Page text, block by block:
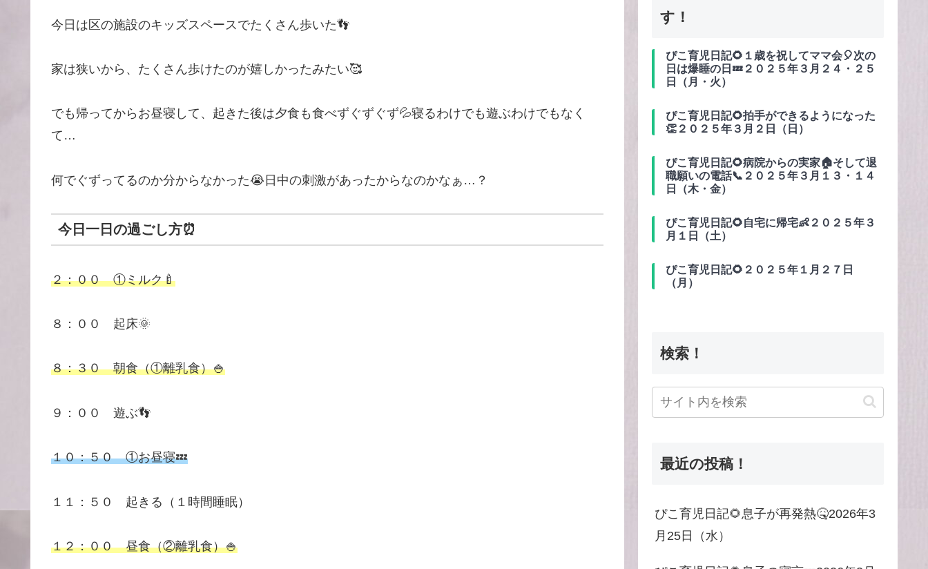
今日は区の施設のキッズスペースでたくさん歩いた👣
家は狭いから、たくさん歩けたのが嬉しかったみたい🥰
でも帰ってからお昼寝して、起きた後は夕食も食べずぐずぐず💦寝るわけでも遊ぶわけでもなく
て…
何でぐずってるのか分からなかった😭日中の刺激があったからなのかなぁ…？
今日一日の過ごし方⏰
２：００ ①ミルク🍼
８：００ 起床🌞
８：３０ 朝食（①離乳食）🍚
９：００ 遊ぶ👣
１０：５０ ①お昼寝💤
１１：５０ 起きる（１時間睡眠）
１２：００ 昼食（②離乳食）🍚
す！
ぴこ育児日記🌻１歳を祝してママ会🎈次の
日は爆睡の日💤２０２５年３月２４・２５
日（月・火）
ぴこ育児日記🌻拍手ができるようになった
👏２０２５年３月２日（日）
ぴこ育児日記🌻病院からの実家🏠そして退
職願いの電話📞２０２５年３月１３・１４
日（木・金）
ぴこ育児日記🌻自宅に帰宅👶２０２５年３
月１日（土）
ぴこ育児日記🌻２０２５年１月２７日
（月）
検索！
最近の投稿！
ぴこ育児日記🌻息子が再発熱🤒2026年3
月25日（水）